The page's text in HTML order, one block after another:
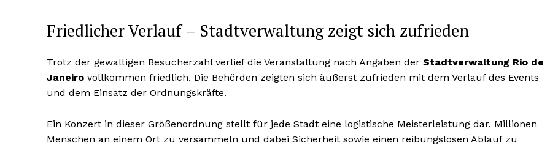
Friedlicher Verlauf – Stadtverwaltung zeigt sich zufrieden
Trotz der gewaltigen Besucherzahl verlief die Veranstaltung nach Angaben der Stadtverwaltung Rio de
Janeiro vollkommen friedlich. Die Behörden zeigten sich äußerst zufrieden mit dem Verlauf des Events
und dem Einsatz der Ordnungskräfte.
Ein Konzert in dieser Größenordnung stellt für jede Stadt eine logistische Meisterleistung dar. Millionen
Menschen an einem Ort zu versammeln und dabei Sicherheit sowie einen reibungslosen Ablauf zu